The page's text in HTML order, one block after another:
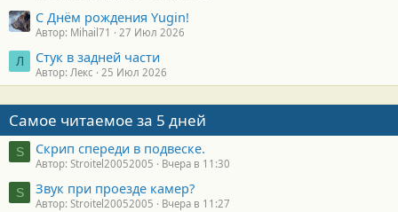
С Днём рождения Yugin!
Автор: Mihail71 27 Июл 2026
Л Стук в задней части
Автор: Лекс 25 Июл 2026
Самое читаемое за 5 дней
S Скрип спереди в подвеске.
Автор: Stroitel20052005 Вчера в 11:30
S Звук при проезде камер?
Автор: Stroitel20052005 Вчера в 11:27